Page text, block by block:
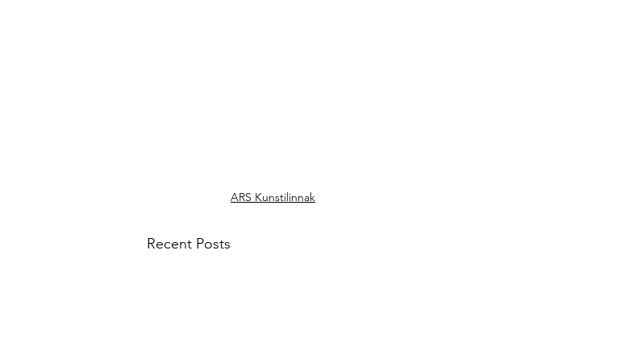
ARS Kunstilinnak
Recent Posts